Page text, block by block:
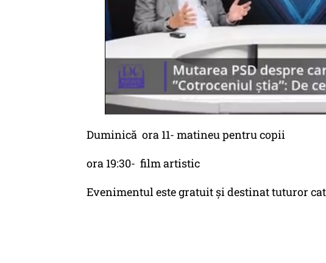
Duminică ora 11- matineu pentru copii
ora 19:30- film artistic
Evenimentul este gratuit şi destinat tuturor